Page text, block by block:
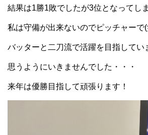
結果は1勝1敗でしたが3位となってし
私は守備が出来ないのでピッチャーで
バッターと二刀流で活躍を目指してい
思うようにいきませんでした・・・
来年は優勝目指して頑張ります！